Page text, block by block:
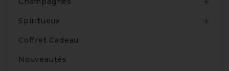
Spiritueux 
Coffret Cadeau
Nouveautés